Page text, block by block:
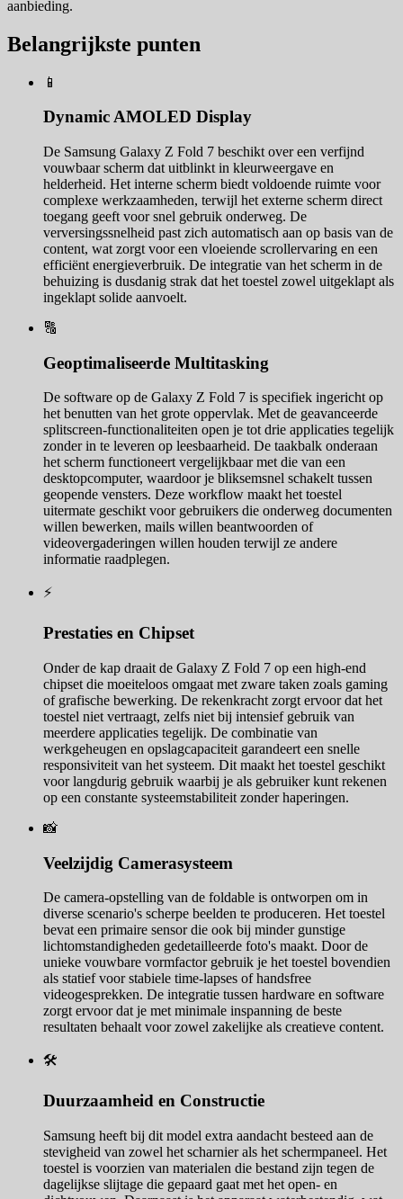
aanbieding.
Belangrijkste punten
📱
Dynamic AMOLED Display
De Samsung Galaxy Z Fold 7 beschikt over een verfijnd
vouwbaar scherm dat uitblinkt in kleurweergave en
helderheid. Het interne scherm biedt voldoende ruimte voor
complexe werkzaamheden, terwijl het externe scherm direct
toegang geeft voor snel gebruik onderweg. De
verversingssnelheid past zich automatisch aan op basis van de
content, wat zorgt voor een vloeiende scrollervaring en een
efficiënt energieverbruik. De integratie van het scherm in de
behuizing is dusdanig strak dat het toestel zowel uitgeklapt als
ingeklapt solide aanvoelt.
🔠
Geoptimaliseerde Multitasking
De software op de Galaxy Z Fold 7 is specifiek ingericht op
het benutten van het grote oppervlak. Met de geavanceerde
splitscreen-functionaliteiten open je tot drie applicaties tegelijk
zonder in te leveren op leesbaarheid. De taakbalk onderaan
het scherm functioneert vergelijkbaar met die van een
desktopcomputer, waardoor je bliksemsnel schakelt tussen
geopende vensters. Deze workflow maakt het toestel
uitermate geschikt voor gebruikers die onderweg documenten
willen bewerken, mails willen beantwoorden of
videovergaderingen willen houden terwijl ze andere
informatie raadplegen.
⚡
Prestaties en Chipset
Onder de kap draait de Galaxy Z Fold 7 op een high-end
chipset die moeiteloos omgaat met zware taken zoals gaming
of grafische bewerking. De rekenkracht zorgt ervoor dat het
toestel niet vertraagt, zelfs niet bij intensief gebruik van
meerdere applicaties tegelijk. De combinatie van
werkgeheugen en opslagcapaciteit garandeert een snelle
responsiviteit van het systeem. Dit maakt het toestel geschikt
voor langdurig gebruik waarbij je als gebruiker kunt rekenen
op een constante systeemstabiliteit zonder haperingen.
📸
Veelzijdig Camerasysteem
De camera-opstelling van de foldable is ontworpen om in
diverse scenario's scherpe beelden te produceren. Het toestel
bevat een primaire sensor die ook bij minder gunstige
lichtomstandigheden gedetailleerde foto's maakt. Door de
unieke vouwbare vormfactor gebruik je het toestel bovendien
als statief voor stabiele time-lapses of handsfree
videogesprekken. De integratie tussen hardware en software
zorgt ervoor dat je met minimale inspanning de beste
resultaten behaalt voor zowel zakelijke als creatieve content.
🛠️
Duurzaamheid en Constructie
Samsung heeft bij dit model extra aandacht besteed aan de
stevigheid van zowel het scharnier als het schermpaneel. Het
toestel is voorzien van materialen die bestand zijn tegen de
dagelijkse slijtage die gepaard gaat met het open- en